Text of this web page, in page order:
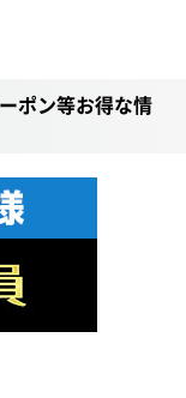
ポン等お得な情